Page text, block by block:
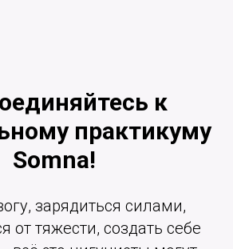
к
практикуму
Somna!
зарядиться силами,
от тяжести, создать себе